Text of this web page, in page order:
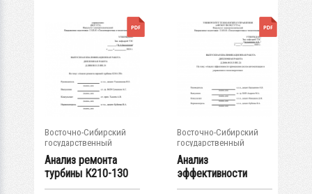
Восточно-Сибирский
государственный
университет...
Анализ ремонта
турбины К210-130
на Гусиноозерской...
Восточно-Сибирский
государственный
университет...
Анализ
эффективности
применения систем...